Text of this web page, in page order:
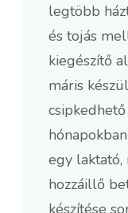
legtöbb
és tojás
kiegészítő
máris
egy
hozzáillő
készítése